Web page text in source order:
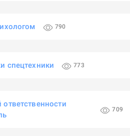
790
спецтехники 773
709